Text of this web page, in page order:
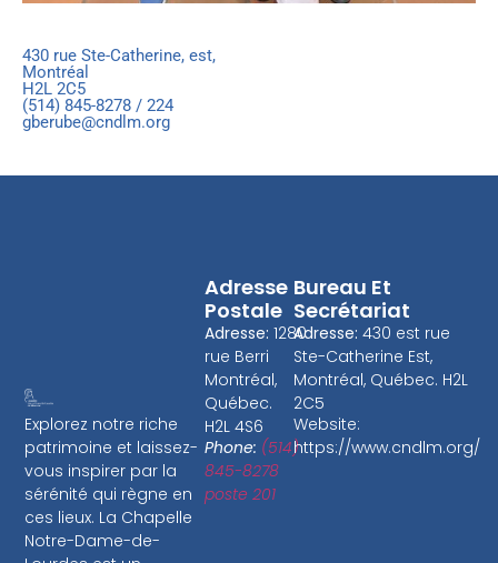
430 rue Ste-Catherine, est,
Montréal
H2L 2C5
(514) 845-8278 / 224
gberube@cndlm.org
Explorez notre riche
patrimoine et laissez-
vous inspirer par la
sérénité qui règne en
ces lieux. La Chapelle
Notre-Dame-de-
Adresse
Postale
Adresse: 1280
rue Berri
Montréal,
Québec.
H2L 4S6
Phone: (514)
845-8278
poste 201
Bureau Et
Secrétariat
Adresse: 430 est rue
Ste-Catherine Est,
Montréal, Québec. H2L
2C5
Website:
https://www.cndlm.org/